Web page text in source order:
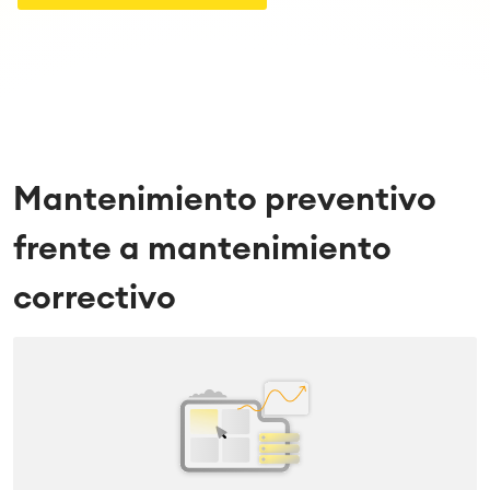
Mantenimiento preventivo
frente a mantenimiento
correctivo